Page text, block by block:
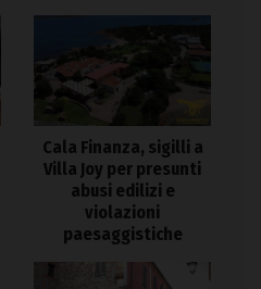
Cala Finanza, sigilli a
Villa Joy per presunti
abusi edilizi e
violazioni
paesaggistiche